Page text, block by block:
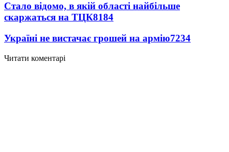
Стало відомо, в якій області найбільше
скаржаться на ТЦК8184
Україні не вистачає грошей на армію7234
Читати коментарі